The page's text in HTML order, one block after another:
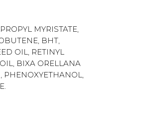
MYRISTATE,
BHT,
OIL, RETINYL
BIXA ORELLANA
PHENOXYETHANOL,